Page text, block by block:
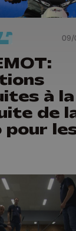
09/
à la
de
pour